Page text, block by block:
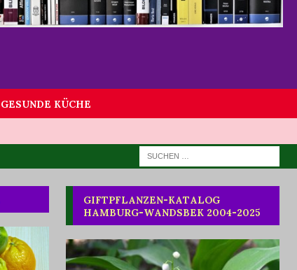
GESUNDE KÜCHE
GIFTPFLANZEN-KATALOG
HAMBURG-WANDSBEK 2004-2025